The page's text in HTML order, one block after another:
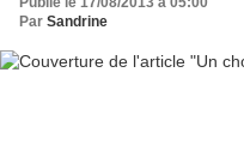
Par Sandrine